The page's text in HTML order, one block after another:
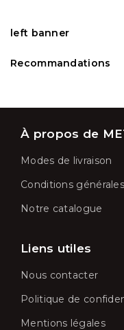
left banner
Recommandations
À propos de
Modes de livraison
Conditions
Notre catalogue
Liens utiles
Nous contacter
Politique de
Mentions légales